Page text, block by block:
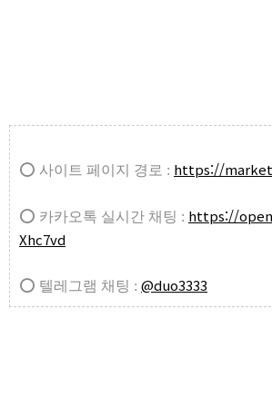
⭕ 사이트 페이지 경로 : https://
⭕ 카카오톡 실시간 채팅 : https://
Xhc7vd
⭕ 텔레그램 채팅 : @duo3333